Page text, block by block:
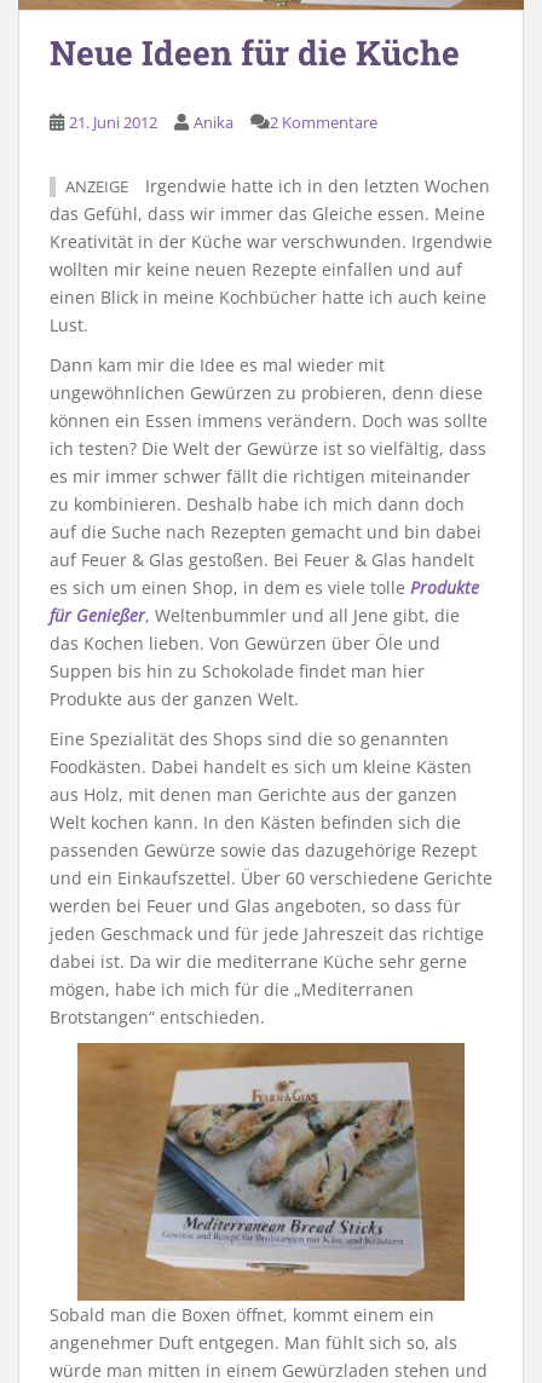
Neue Ideen für die Küche
21. Juni 2012 Anika 2 Kommentare
ANZEIGE
Irgendwie hatte ich in den letzten Wochen
das Gefühl, dass wir immer das Gleiche essen. Meine
Kreativität in der Küche war verschwunden. Irgendwie
wollten mir keine neuen Rezepte einfallen und auf
einen Blick in meine Kochbücher hatte ich auch keine
Lust.
Dann kam mir die Idee es mal wieder mit
ungewöhnlichen Gewürzen zu probieren, denn diese
können ein Essen immens verändern. Doch was sollte
ich testen? Die Welt der Gewürze ist so vielfältig, dass
es mir immer schwer fällt die richtigen miteinander
zu kombinieren. Deshalb habe ich mich dann doch
auf die Suche nach Rezepten gemacht und bin dabei
auf Feuer & Glas gestoßen. Bei Feuer & Glas handelt
es sich um einen Shop, in dem es viele tolle Produkte
für Genießer, Weltenbummler und all Jene gibt, die
das Kochen lieben. Von Gewürzen über Öle und
Suppen bis hin zu Schokolade findet man hier
Produkte aus der ganzen Welt.
Eine Spezialität des Shops sind die so genannten
Foodkästen. Dabei handelt es sich um kleine Kästen
aus Holz, mit denen man Gerichte aus der ganzen
Welt kochen kann. In den Kästen befinden sich die
passenden Gewürze sowie das dazugehörige Rezept
und ein Einkaufszettel. Über 60 verschiedene Gerichte
werden bei Feuer und Glas angeboten, so dass für
jeden Geschmack und für jede Jahreszeit das richtige
dabei ist. Da wir die mediterrane Küche sehr gerne
mögen, habe ich mich für die „Mediterranen
Brotstangen“ entschieden.
Sobald man die Boxen öffnet, kommt einem ein
angenehmer Duft entgegen. Man fühlt sich so, als
würde man mitten in einem Gewürzladen stehen und